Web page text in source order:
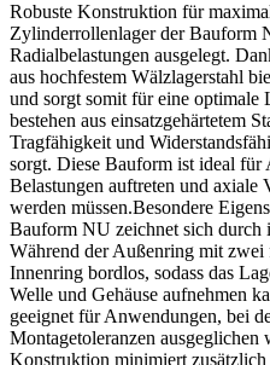
Robuste Konstruktion für
Zylinderrollenlager der Bauform
Radialbelastungen ausgelegt.
aus hochfestem Wälzlagerstahl
und sorgt somit für eine
bestehen aus einsatzgehärtetem
Tragfähigkeit und
sorgt. Diese Bauform ist ideal für
Belastungen auftreten und axiale
werden müssen.Besondere
Bauform NU zeichnet sich durch
Während der Außenring mit zwei
Innenring bordlos, sodass das
Welle und Gehäuse aufnehmen
geeignet für Anwendungen, bei
Montagetoleranzen ausgeglichen
Konstruktion minimiert